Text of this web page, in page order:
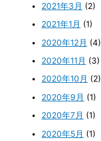
2021年3月 (2)
2021年1月 (1)
2020年12月 (4)
2020年11月 (3)
2020年10月 (2)
2020年9月 (1)
2020年7月 (1)
2020年5月 (1)